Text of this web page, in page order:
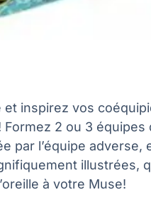
inspirez vos
2 ou 3
par l’équipe
illustrées,
à votre Muse!